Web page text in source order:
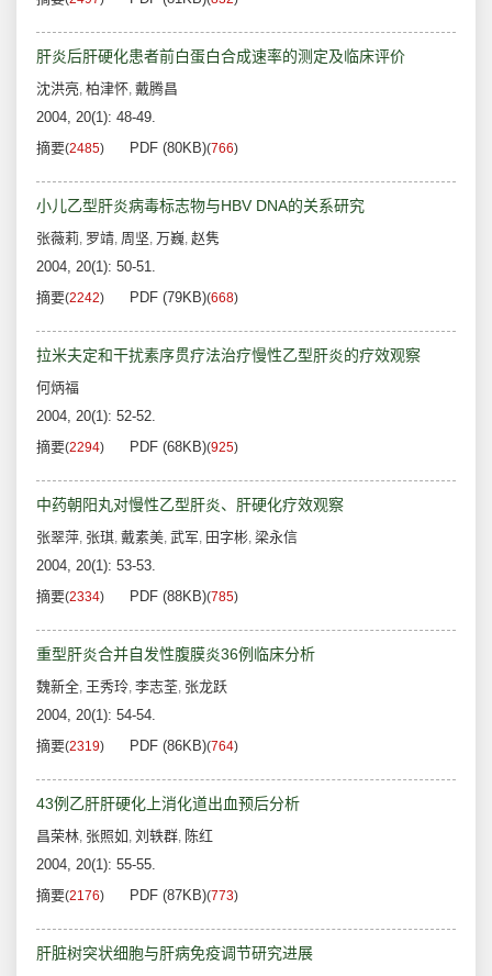
肝炎后肝硬化患者前白蛋白合成速率的测定及临床评价
沈洪亮, 柏津怀, 戴腾昌
2004, 20(1): 48-49.
摘要(2485) PDF (80KB)(766)
小儿乙型肝炎病毒标志物与HBV DNA的关系研究
张薇莉, 罗靖, 周坚, 万巍, 赵隽
2004, 20(1): 50-51.
摘要(2242) PDF (79KB)(668)
拉米夫定和干扰素序贯疗法治疗慢性乙型肝炎的疗效观察
何炳福
2004, 20(1): 52-52.
摘要(2294) PDF (68KB)(925)
中药朝阳丸对慢性乙型肝炎、肝硬化疗效观察
张翠萍, 张琪, 戴素美, 武军, 田字彬, 梁永信
2004, 20(1): 53-53.
摘要(2334) PDF (88KB)(785)
重型肝炎合并自发性腹膜炎36例临床分析
魏新全, 王秀玲, 李志荃, 张龙跃
2004, 20(1): 54-54.
摘要(2319) PDF (86KB)(764)
43例乙肝肝硬化上消化道出血预后分析
昌荣林, 张照如 , 刘轶群, 陈红
2004, 20(1): 55-55.
摘要(2176) PDF (87KB)(773)
肝脏树突状细胞与肝病免疫调节研究进展